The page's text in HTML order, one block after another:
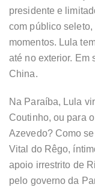
presidente e
com público
momentos. Lula
até no exterior. Em
China.
Na Paraíba, Lula
Coutinho, ou para
Azevedo? Como
Vital do Rêgo,
apoio irrestrito de
pelo governo da